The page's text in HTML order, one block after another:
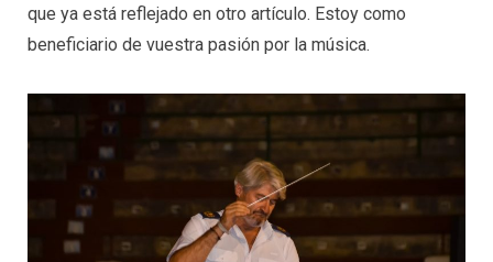
que ya está reflejado en otro artículo. Estoy como
beneficiario de vuestra pasión por la música.